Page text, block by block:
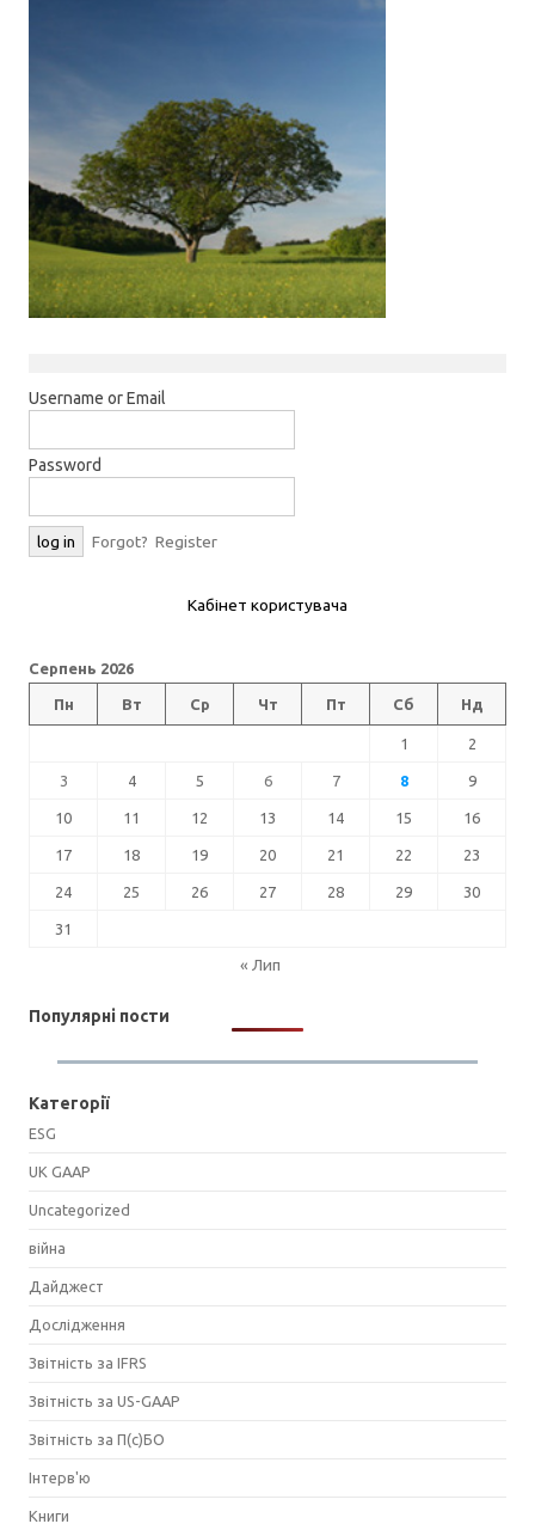
Username or Email
Password
Forgot? Register
Кабінет користувача
Серпень 2026
Пн Вт Ср Чт Пт Сб Нд
1 2
3 4 5 6 7 8 9
10 11 12 13 14 15 16
17 18 19 20 21 22 23
24 25 26 27 28 29 30
31
« Лип
Популярні пости
Категорії
ESG
UK GAAP
Uncategorized
війна
Дайджест
Дослідження
Звітність за IFRS
Звітність за US-GAAP
Звітність за П(с)БО
Інтерв'ю
Книги